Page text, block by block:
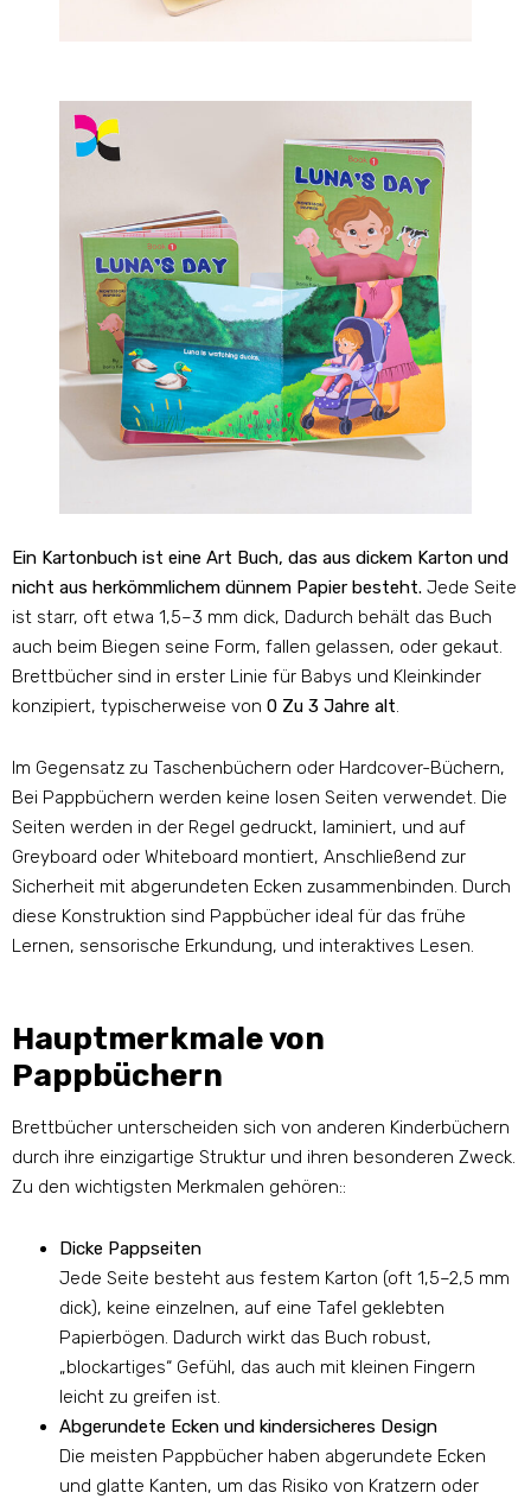
Ein Kartonbuch ist eine Art Buch, das aus dickem Karton und
nicht aus herkömmlichem dünnem Papier besteht. Jede Seite
ist starr, oft etwa 1,5–3 mm dick, Dadurch behält das Buch
auch beim Biegen seine Form, fallen gelassen, oder gekaut.
Brettbücher sind in erster Linie für Babys und Kleinkinder
konzipiert, typischerweise von 0 Zu 3 Jahre alt.
Im Gegensatz zu Taschenbüchern oder Hardcover-Büchern,
Bei Pappbüchern werden keine losen Seiten verwendet. Die
Seiten werden in der Regel gedruckt, laminiert, und auf
Greyboard oder Whiteboard montiert, Anschließend zur
Sicherheit mit abgerundeten Ecken zusammenbinden. Durch
diese Konstruktion sind Pappbücher ideal für das frühe
Lernen, sensorische Erkundung, und interaktives Lesen.
Hauptmerkmale von
Pappbüchern
Brettbücher unterscheiden sich von anderen Kinderbüchern
durch ihre einzigartige Struktur und ihren besonderen Zweck.
Zu den wichtigsten Merkmalen gehören::
Dicke Pappseiten
Jede Seite besteht aus festem Karton (oft 1,5–2,5 mm
dick), keine einzelnen, auf eine Tafel geklebten
Papierbögen. Dadurch wirkt das Buch robust,
„blockartiges“ Gefühl, das auch mit kleinen Fingern
leicht zu greifen ist.
Abgerundete Ecken und kindersicheres Design
Die meisten Pappbücher haben abgerundete Ecken
und glatte Kanten, um das Risiko von Kratzern oder